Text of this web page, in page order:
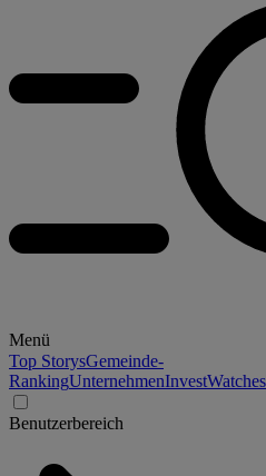
Menü
Top StorysGemeinde-
RankingUnternehmenInvestWatches
Benutzerbereich